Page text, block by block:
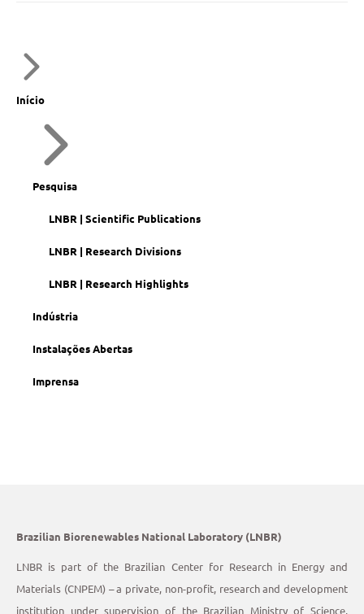
Início
Pesquisa
LNBR | Scientific Publications
LNBR | Research Divisions
LNBR | Research Highlights
Indústria
Instalações Abertas
Imprensa
Brazilian Biorenewables National Laboratory (LNBR)
LNBR is part of the Brazilian Center for Research in Energy and
Materials (CNPEM) – a private, non-profit, research and development
institution under supervision of the Brazilian Ministry of Science,